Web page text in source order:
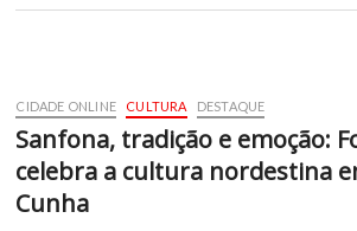
CIDADE ONLINE CULTURA DESTAQUE
Sanfona, tradição e emoção:
celebra a cultura nordestina
Cunha